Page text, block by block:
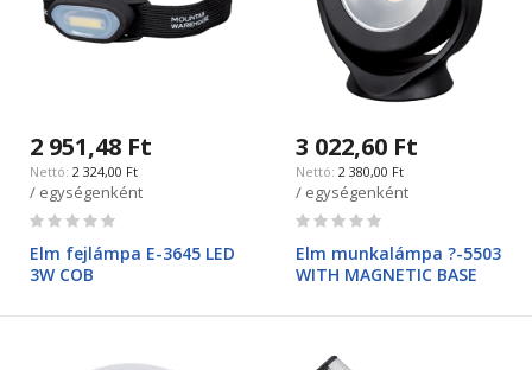
2 951,48 Ft
2 324,00 Ft
/ egységenként
Rating:
Elm fejlámpa E-3645 LED
3W COB
3 022,60 Ft
2 380,00 Ft
/ egységenként
Rating:
Elm munkalámpa ?-5503
WITH MAGNETIC BASE